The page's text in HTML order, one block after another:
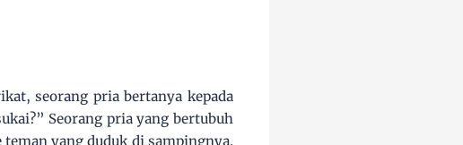
seorang pria bertanya kepada
Seorang pria yang bertubuh
yang duduk di sampingnya.